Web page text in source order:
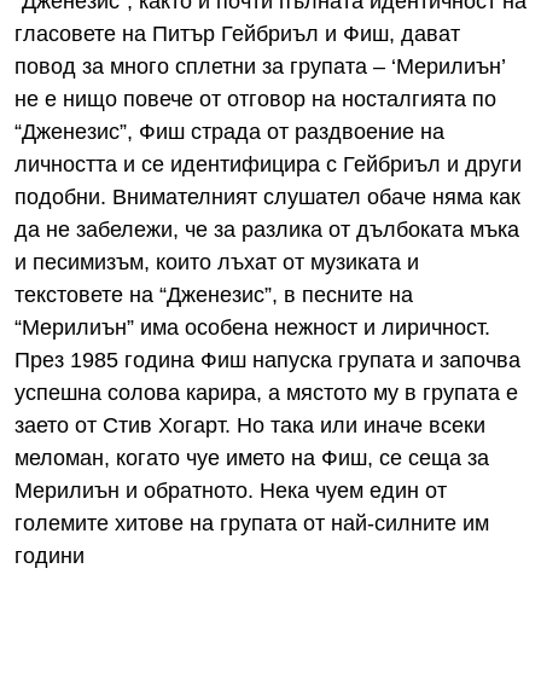
гласовете на Питър Гейбриъл и Фиш, дават
повод за много сплетни за групата – ‘Мерилиън’
не е нищо повече от отговор на носталгията по
“Дженезис”, Фиш страда от раздвоение на
личността и се идентифицира с Гейбриъл и други
подобни. Внимателният слушател обаче няма как
да не забележи, че за разлика от дълбоката мъка
и песимизъм, които лъхат от музиката и
текстовете на “Дженезис”, в песните на
“Мерилиън” има особена нежност и лиричност.
През 1985 година Фиш напуска групата и започва
успешна солова карира, а мястото му в групата е
заето от Стив Хогарт. Но така или иначе всеки
меломан, когато чуе името на Фиш, се сеща за
Мерилиън и обратното. Нека чуем един от
големите хитове на групата от най-силните им
години